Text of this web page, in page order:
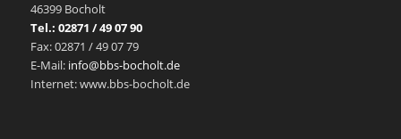
46399 Bocholt
Tel.: 02871 / 49 07 90
Fax: 02871 / 49 07 79
E-Mail: info@bbs-bocholt.de
Internet: www.bbs-bocholt.de